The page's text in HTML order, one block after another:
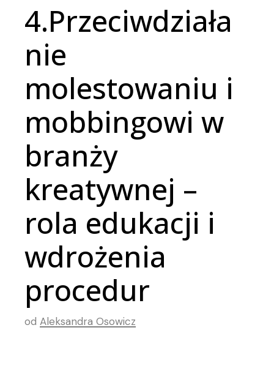
4.Przeciwdziała
nie
molestowaniu i
mobbingowi w
branży
kreatywnej –
rola edukacji i
wdrożenia
procedur
od Aleksandra Osowicz